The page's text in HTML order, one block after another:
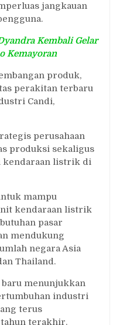
jangkauan
Kembali Gelar
Kemayoran
produk,
perakitan terbaru
Candi,
perusahaan
produksi sekaligus
kendaraan listrik di
mampu
kendaraan listrik
pasar
mendukung
negara Asia
Thailand.
menunjukkan
industri
terus
terakhir.